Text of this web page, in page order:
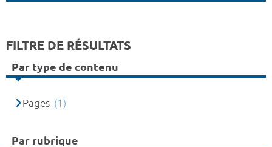
FILTRE DE RÉSULTATS
Par type de contenu
Pages (1)
Par rubrique